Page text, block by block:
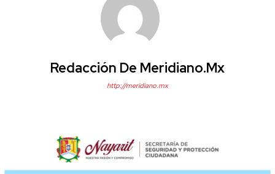
Redacción De Meridiano.mx
http://meridiano.mx